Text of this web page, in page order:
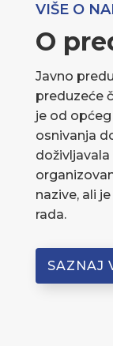
VIŠE O
O
Javno
preduzeće
je od općeg
osnivanja
nazive, ali
rada.
SAZNAJ